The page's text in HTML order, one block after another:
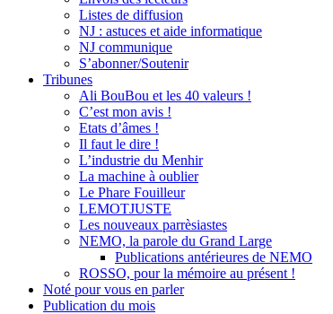
Listes de diffusion
NJ : astuces et aide informatique
NJ communique
S’abonner/Soutenir
Tribunes
Ali BouBou et les 40 valeurs !
C’est mon avis !
Etats d’âmes !
Il faut le dire !
L’industrie du Menhir
La machine à oublier
Le Phare Fouilleur
LEMOTJUSTE
Les nouveaux parrèsiastes
NEMO, la parole du Grand Large
Publications antérieures de NEMO
ROSSO, pour la mémoire au présent !
Noté pour vous en parler
Publication du mois